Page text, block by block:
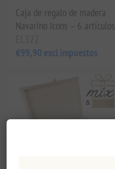
Caja de regalo de madera
Navarino Icons – 6 artículos
€99,90 excl impuestos